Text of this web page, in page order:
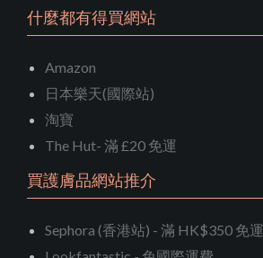
什麼都有得買網站
Amazon
日本樂天(國際站)
淘寶
The Hut- 滿 £20 免運
買護膚品網站推介
Sephora (香港站) - 滿 HK$350 免運